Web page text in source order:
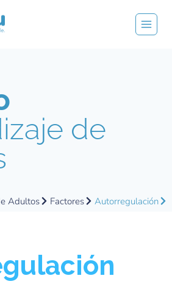
de
Adultos Factores Autorregulación